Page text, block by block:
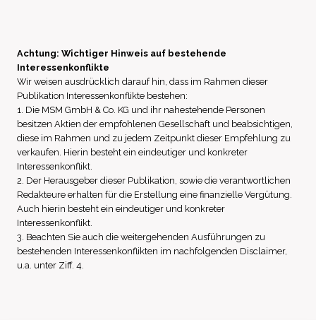
Achtung: Wichtiger Hinweis auf bestehende
Interessenkonflikte
Wir weisen ausdrücklich darauf hin, dass im Rahmen dieser
Publikation Interessenkonflikte bestehen:
1. Die MSM GmbH & Co. KG und ihr nahestehende Personen
besitzen Aktien der empfohlenen Gesellschaft und beabsichtigen,
diese im Rahmen und zu jedem Zeitpunkt dieser Empfehlung zu
verkaufen. Hierin besteht ein eindeutiger und konkreter
Interessenkonflikt.
2. Der Herausgeber dieser Publikation, sowie die verantwortlichen
Redakteure erhalten für die Erstellung eine finanzielle Vergütung.
Auch hierin besteht ein eindeutiger und konkreter
Interessenkonflikt.
3. Beachten Sie auch die weitergehenden Ausführungen zu
bestehenden Interessenkonflikten im nachfolgenden Disclaimer,
u.a. unter Ziff. 4.